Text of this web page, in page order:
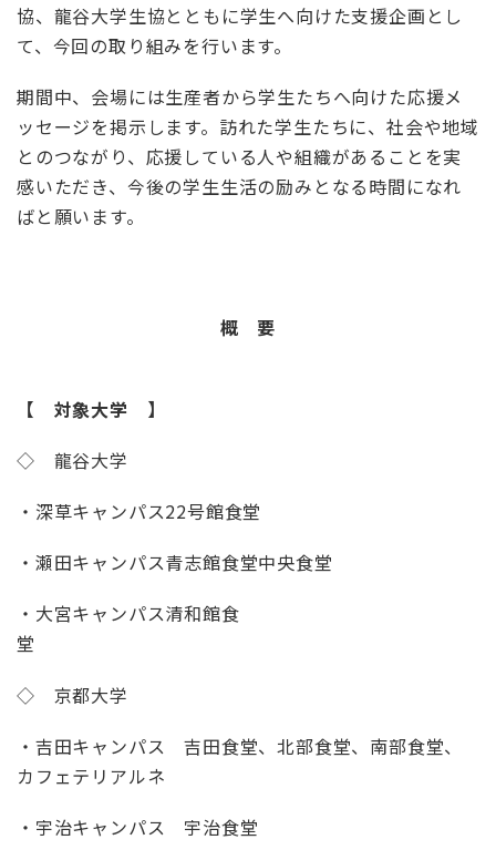
協、龍谷大学生協とともに学生へ向けた支援企画とし
て、今回の取り組みを行います。
期間中、会場には生産者から学生たちへ向けた応援メ
ッセージを掲示します。訪れた学生たちに、社会や地域
とのつながり、応援している人や組織があることを実
感いただき、今後の学生生活の励みとなる時間になれ
ばと願います。
概 要
【 対象大学 】
◇ 龍谷大学
・深草キャンパス22号館食堂
・瀬田キャンパス青志館食堂中央食堂
・大宮キャンパス清和館食
◇ 京都大学
・吉田キャンパス 吉田食堂、北部食堂、南部食堂、
カフェテリアルネ
・宇治キャンパス 宇治食堂